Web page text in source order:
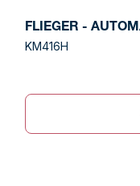
FLIEGER -
KM416H